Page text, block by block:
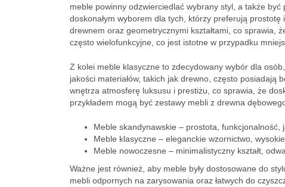
meble powinny odzwierciedlać wybrany styl, a także
doskonałym wyborem dla tych, którzy preferują
drewnem oraz geometrycznymi kształtami, co sprawia,
często wielofunkcyjne, co jest istotne w przypadku
Z kolei meble klasyczne to zdecydowany wybór dla
jakości materiałów, takich jak drewno, często
wnętrza atmosferę luksusu i prestiżu, co sprawia, że
przykładem mogą być zestawy mebli z drewna
Meble skandynawskie – prostota, funkcjonalność,
Meble klasyczne – eleganckie wzornictwo,
Meble nowoczesne – minimalistyczny kształt,
Ważne jest również, aby meble były dostosowane do
mebli odpornych na zarysowania oraz łatwych do